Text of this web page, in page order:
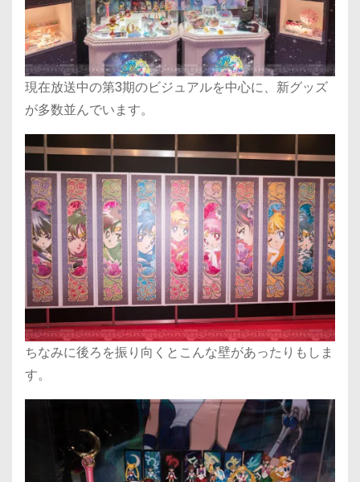
現在放送中の第3期のビジュアルを中心に、新グッズ
が多数並んでいます。
ちなみに後ろを振り向くとこんな壁があったりもしま
す。